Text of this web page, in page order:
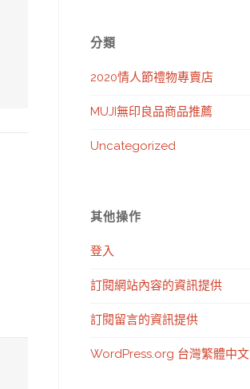
分類
2020情人節禮物專賣店
MUJI無印良品商品推薦
Uncategorized
其他操作
登入
訂閱網站內容的資訊提供
訂閱留言的資訊提供
WordPress.org 台灣繁體中文